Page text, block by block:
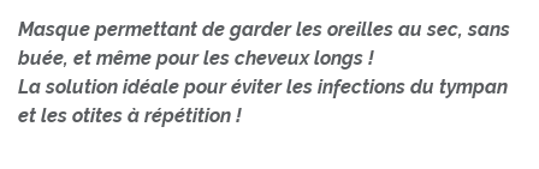
Masque permettant de garder les oreilles au sec, sans
buée, et même pour les cheveux longs !
La solution idéale pour éviter les infections du tympan
et les otites à répétition !